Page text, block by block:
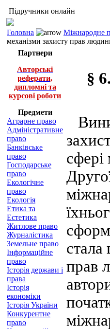
Підручники онлайн
Головна Міжнародне
механізми захисту прав
Партнери
Авторські
реферати,
дипломні та
курсові роботи
Предмети
Аграрне право
Адміністративне
право
Банківське
право
Господарське
право
Екологічне
право
Екологія
Етика та
Естетика
Житлове право
Журналістика
Земельне право
Інформаційне
право
Історія держави і
права
Історія
економіки
Історія України
Конкурентне
право
§
сфері
стала
прав